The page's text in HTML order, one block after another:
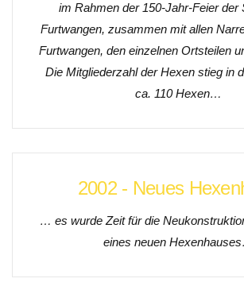
im Rahmen der 150-Jahr-Feier der
Furtwangen, zusammen mit allen
Furtwangen, den einzelnen Ortsteilen
Die Mitgliederzahl der Hexen stieg in
ca. 110 Hexen…
2002 - Neues
… es wurde Zeit für die
eines neuen Hexenhauses